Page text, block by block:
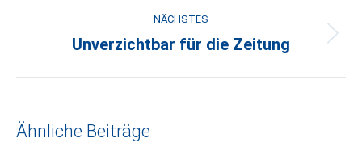
NÄCHSTES
Nächster
Unverzichtbar für die Zeitung
Ähnliche Beiträge